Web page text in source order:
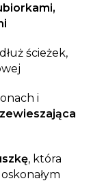
ścieżek,
i
, która